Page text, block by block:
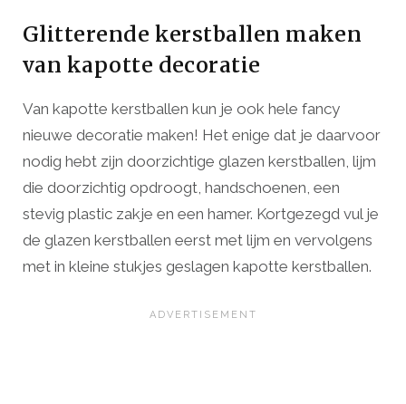
Glitterende kerstballen maken
van kapotte decoratie
Van kapotte kerstballen kun je ook hele fancy
nieuwe decoratie maken! Het enige dat je daarvoor
nodig hebt zijn doorzichtige glazen kerstballen, lijm
die doorzichtig opdroogt, handschoenen, een
stevig plastic zakje en een hamer. Kortgezegd vul je
de glazen kerstballen eerst met lijm en vervolgens
met in kleine stukjes geslagen kapotte kerstballen.